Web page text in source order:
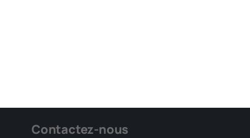
Contactez-nous